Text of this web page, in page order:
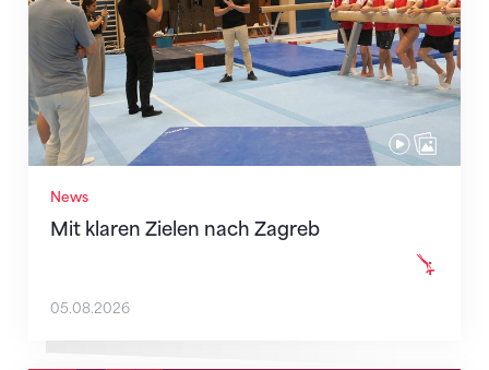
News
Mit klaren Zielen nach Zagreb
05.08.2026